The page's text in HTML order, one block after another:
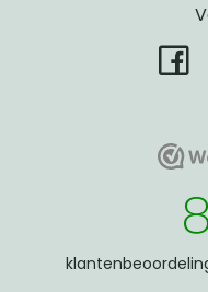
WebwinkelKeur